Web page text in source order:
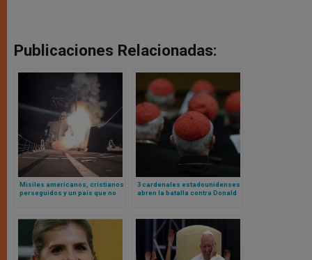
Publicaciones Relacionadas:
Misiles americanos, cristianos
perseguidos y un país que no
Nigeria?
3 cardenales estadounidenses
abren la batalla contra Donald